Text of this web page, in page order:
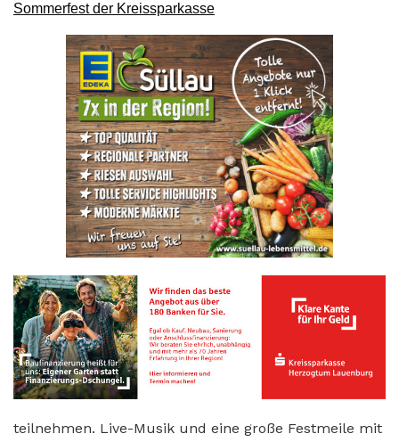
Sommerfest der Kreissparkasse
teilnehmen. Live-Musik und eine große Festmeile mit